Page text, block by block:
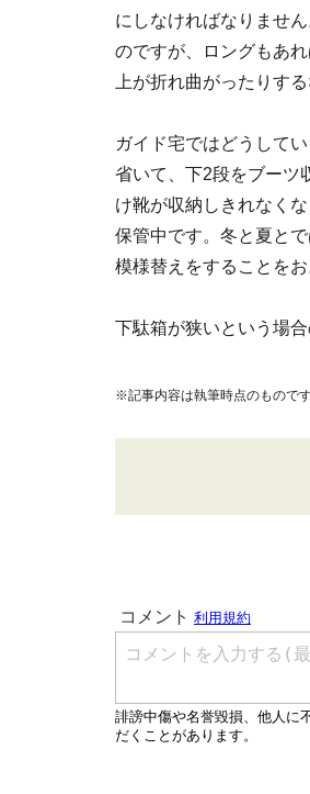
にしなければなりませ
のですが、ロングもあ
上が折れ曲がったりす
ガイド宅ではどうして
省いて、下2段をブーツ
け靴が収納しきれなく
保管中です。冬と夏と
模様替えをすることをお
下駄箱が狭いという場
※記事内容は執筆時点のもので